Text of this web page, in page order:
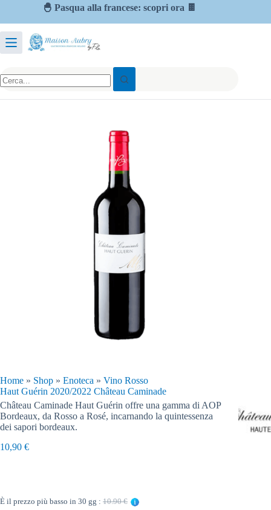
🐣 Pasqua alla francese: scopri ora 🍫
Home » Shop » Enoteca » Vino Rosso
Haut Guérin 2020/2022 Château Caminade
Château Caminade Haut Guérin offre una gamma di AOP
Bordeaux, da Rosso a Rosé, incarnando la quintessenza
dei sapori bordeaux.
10,90 €
È il prezzo più basso in 30 gg : 10.90 €